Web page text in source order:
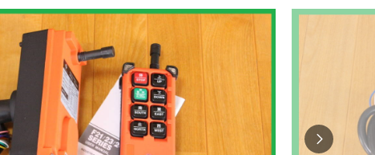
ール クレーン
ロール クレーン
ロール クレーン